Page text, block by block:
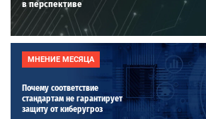
в перспективе
МНЕНИЕ МЕСЯЦА
Почему соответствие
стандартам не гарантирует
защиту от киберугроз